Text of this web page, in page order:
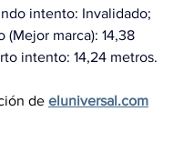
intento: Invalidado;
(Mejor marca): 14,38
intento: 14,24 metros.
de eluniversal.com